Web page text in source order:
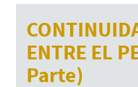
ENTRE EL
Parte)